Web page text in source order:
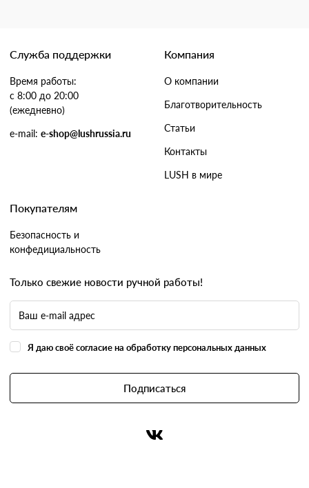
Служба поддержки
Время работы:
с 8:00 до 20:00
(ежедневно)
e-mail: e-shop@lushrussia.ru
Компания
О компании
Благотворительность
Статьи
Контакты
LUSH в мире
Покупателям
Безопасность и
конфедициальность
Только свежие новости ручной работы!
Я даю своё согласие на обработку персональных данных
Подписаться